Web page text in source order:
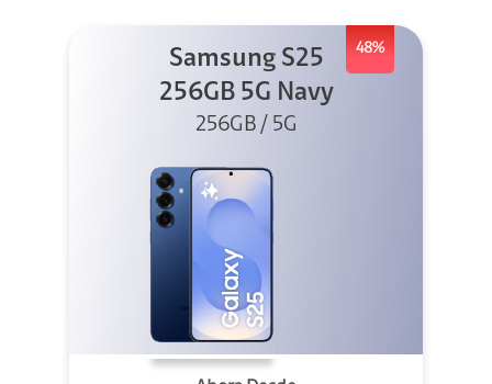
48%
Samsung S25
256GB 5G Navy
256GB / 5G